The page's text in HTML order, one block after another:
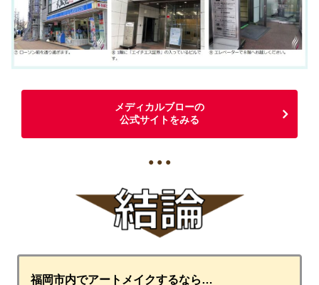
メディカルブローの
公式サイトをみる
● ● ●
福岡市内でアートメイクするなら…